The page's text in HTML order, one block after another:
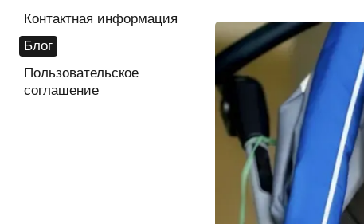
Контактная информация
Блог
Пользовательское
соглашение